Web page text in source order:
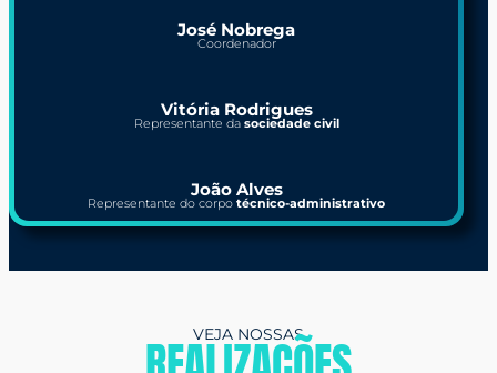
José Nobrega
Coordenador
Vitória Rodrigues
Representante da sociedade civil
João Alves
Representante do corpotécnico-administrativo
VEJA NOSSAS